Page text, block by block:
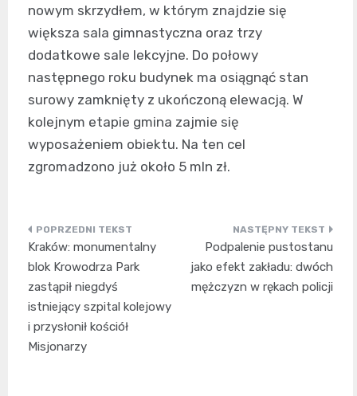
nowym skrzydłem, w którym znajdzie się
większa sala gimnastyczna oraz trzy
dodatkowe sale lekcyjne. Do połowy
następnego roku budynek ma osiągnąć stan
surowy zamknięty z ukończoną elewacją. W
kolejnym etapie gmina zajmie się
wyposażeniem obiektu. Na ten cel
zgromadzono już około 5 mln zł.
Nawigacja
wpisu
Kraków: monumentalny
blok Krowodrza Park
zastąpił niegdyś
istniejący szpital kolejowy
i przysłonił kościół
Misjonarzy
Podpalenie pustostanu
jako efekt zakładu: dwóch
mężczyzn w rękach policji